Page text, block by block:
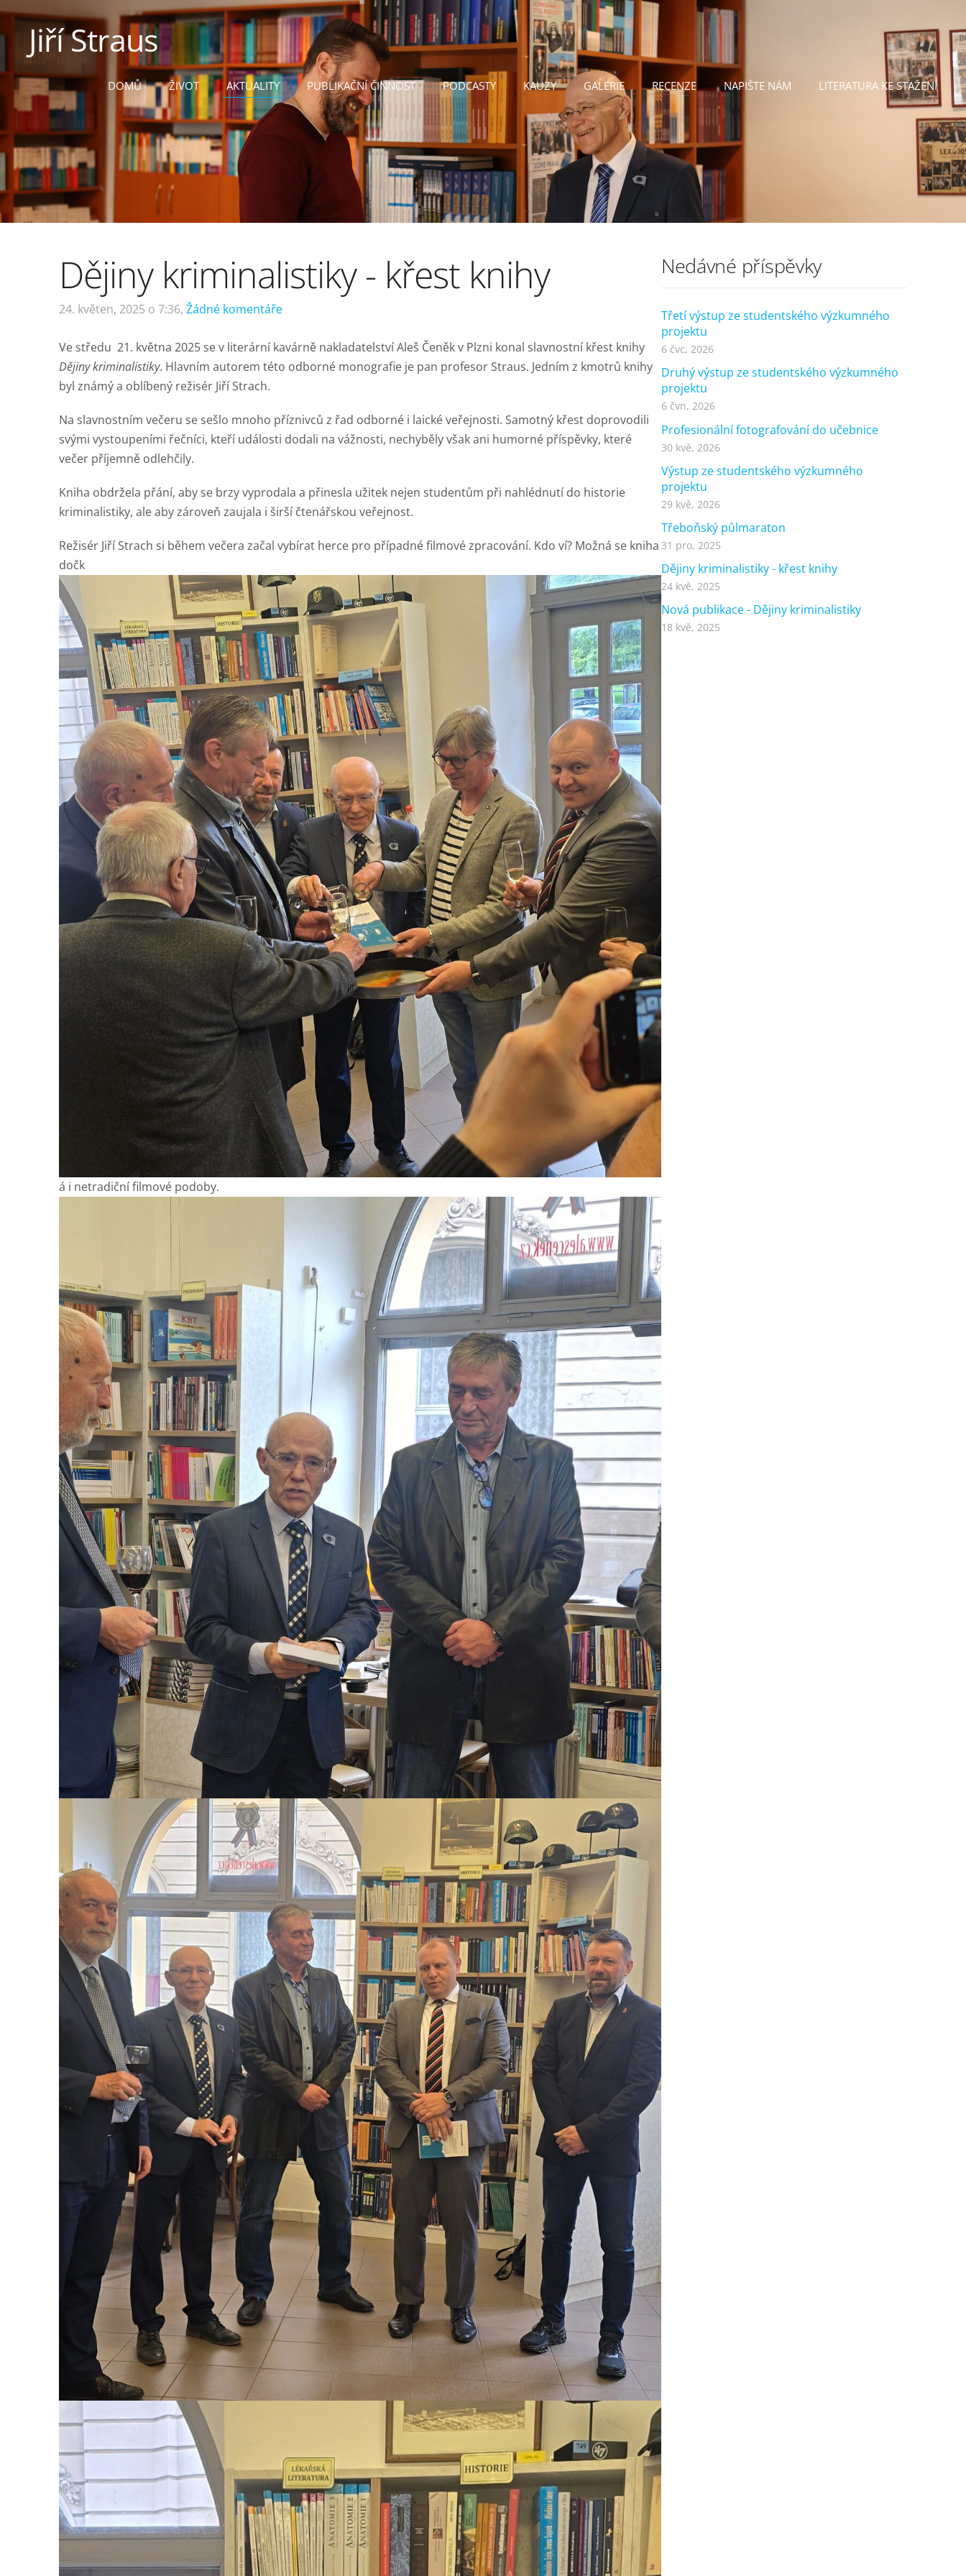
Jiří Straus
DOMŮ ŽIVOT AKTUALITY PUBLIKAČNÍ ČINNOST PODCASTY KAUZY GALERIE RECENZE NAPIŠTE NÁM LITERATURA KE STAŽENÍ
Nedávné příspěvky
Třetí výstup ze studentského výzkumného
projektu
6 čvc, 2026
Druhý výstup ze studentského výzkumného
projektu
6 čvn, 2026
Profesionální fotografování do učebnice
30 kvě, 2026
Výstup ze studentského výzkumného
projektu
29 kvě, 2026
Třeboňský půlmaraton
31 pro, 2025
Dějiny kriminalistiky - křest knihy
24 kvě, 2025
Nová publikace - Dějiny kriminalistiky
18 kvě, 2025
Dějiny kriminalistiky - křest knihy
24. květen, 2025 o 7:36, Žádné komentáře
Ve středu 21. května 2025 se v literární kavárně nakladatelství Aleš Čeněk v Plzni konal slavnostní křest knihy
Dějiny kriminalistiky. Hlavním autorem této odborné monografie je pan profesor Straus. Jedním z kmotrů knihy
byl známý a oblíbený režisér Jiří Strach.
Na slavnostním večeru se sešlo mnoho příznivců z řad odborné i laické veřejnosti. Samotný křest doprovodili
svými vystoupeními řečníci, kteří události dodali na vážnosti, nechyběly však ani humorné příspěvky, které
večer příjemně odlehčily.
Kniha obdržela přání, aby se brzy vyprodala a přinesla užitek nejen studentům při nahlédnutí do historie
kriminalistiky, ale aby zároveň zaujala i širší čtenářskou veřejnost.
Režisér Jiří Strach si během večera začal vybírat herce pro případné filmové zpracování. Kdo ví? Možná se kniha
dočk
á i netradiční filmové podoby.